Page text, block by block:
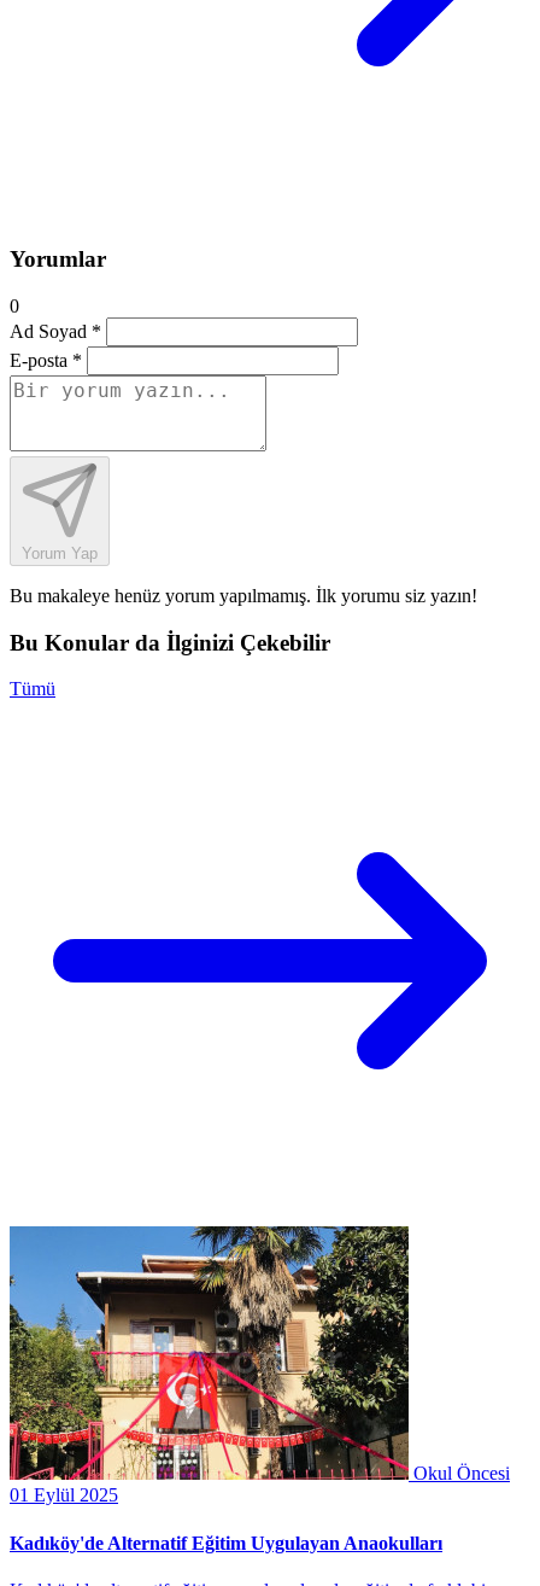
Yorumlar
0
Ad Soyad *
E-posta *
Yorum Yap
Bu makaleye henüz yorum yapılmamış. İlk yorumu siz yazın!
Bu Konular da İlginizi Çekebilir
Tümü
Okul Öncesi
01 Eylül 2025
Kadıköy'de Alternatif Eğitim Uygulayan Anaokulları